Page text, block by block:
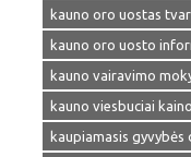
kauno oro uostas
kauno oro uosto
kauno vairavimo
kauno viesbuciai
kaupiamasis gyvybės